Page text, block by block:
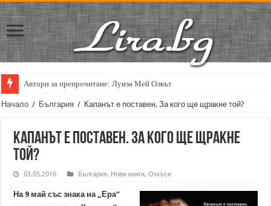
Автори за препрочитане: Луиза Мей Олкът
Кирил Кадийски: „Плачът на големия поет винаги е и сила, и
Начало / България / Капанът е поставен. За кого ще щракне той?
Капанът е поставен. За кого ще щракне
той?
03.05.2016 България, Нови книги,Откъси
На 9 май със знака на „Ера“